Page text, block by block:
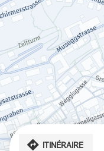
ITINÉRAIRE